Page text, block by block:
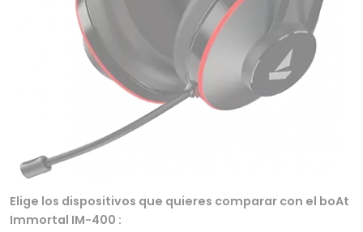
Elige los dispositivos que quieres comparar con el boAt
Immortal IM-400 :